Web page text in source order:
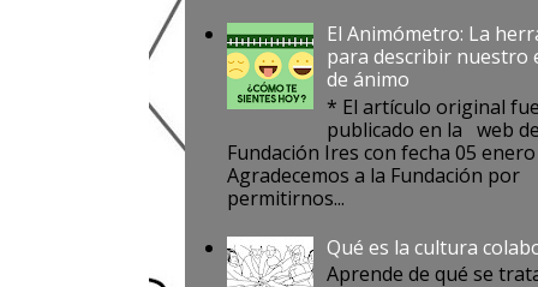
El Animómetro: La
para describir nuestro
de ánimo
* El artículo original
publicado en la web
Fundación Ires con fecha 05 enero
Agradecemos a la Fundación por
permitirnos...
Qué es la cultura
Aprende de qué se